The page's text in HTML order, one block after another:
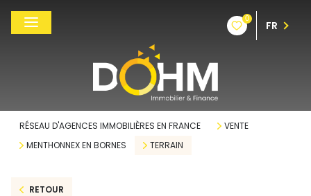
0
FR
RÉSEAU D'AGENCES IMMOBILIÈRES EN FRANCE
VENTE
MENTHONNEX EN BORNES
TERRAIN
RETOUR